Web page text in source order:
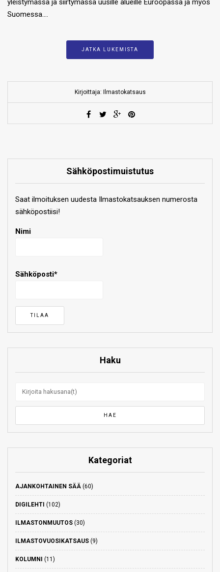
yleistymässä ja siirtymässä uusille alueille Euroopassa ja myös
Suomessa….
JATKA LUKEMISTA
Kirjoittaja: Ilmastokatsaus
Sähköpostimuistutus
Saat ilmoituksen uudesta Ilmastokatsauksen numerosta
sähköpostiisi!
Nimi
Sähköposti*
Haku
Kategoriat
AJANKOHTAINEN SÄÄ (60)
DIGILEHTI (102)
ILMASTONMUUTOS (30)
ILMASTOVUOSIKATSAUS (9)
KOLUMNI (11)